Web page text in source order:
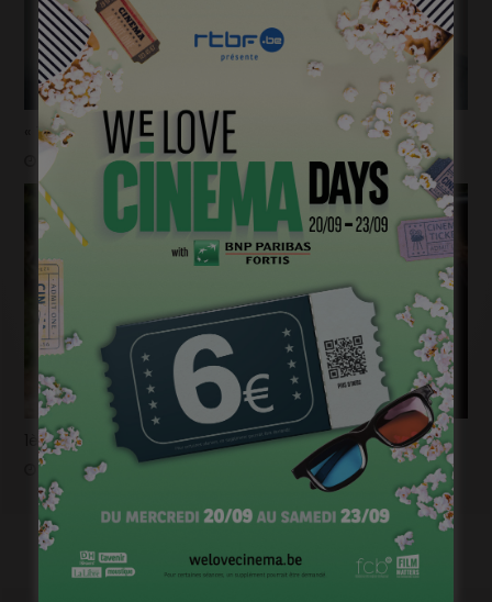
« Temps mort », permis de vivre
janvier 18, 2023
1ère image pour « Un silence » de Joachim Lafosse
janvier 12, 2023